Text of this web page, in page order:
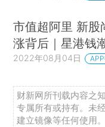
市值超阿里 新股
涨背后｜星港钱
2022年08月04日
财新网所刊载内容之
专属所有或持有。未
建立镜像等任何使用。